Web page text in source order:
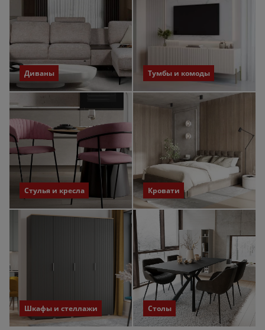
Диваны Тумбы и комоды
Стулья и кресла Кровати
Шкафы и стеллажи Столы